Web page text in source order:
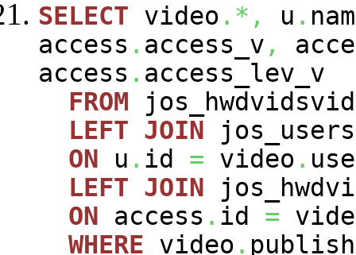
SELECT video .*, u .
access . access_v ,
access . access_lev_v
FROM
LEFT JOIN
ON u . id = video .
LEFT JOIN
ON access . id =
WHERE video .